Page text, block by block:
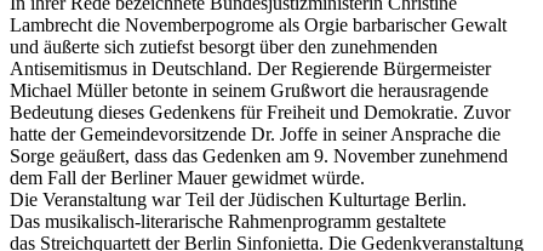
Lambrecht die Novemberpogrome als Orgie barbarischer Gewalt
und äußerte sich zutiefst besorgt über den zunehmenden
Antisemitismus in Deutschland. Der Regierende Bürgermeister
Michael Müller betonte in seinem Grußwort die herausragende
Bedeutung dieses Gedenkens für Freiheit und Demokratie. Zuvor
hatte der Gemeindevorsitzende Dr. Joffe in seiner Ansprache die
Sorge geäußert, dass das Gedenken am 9. November zunehmend
dem Fall der Berliner Mauer gewidmet würde.
Die Veranstaltung war Teil der Jüdischen Kulturtage Berlin.
Das musikalisch-literarische Rahmenprogramm gestaltete
das Streichquartett der Berlin Sinfonietta. Die Gedenkveranstaltung